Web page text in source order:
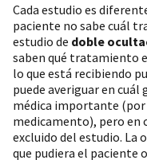
Cada estudio es
paciente no sabe cuál
estudio de doble
saben qué tratamiento
lo que está recibiendo
puede averiguar en
médica importante
medicamento), pero en
excluido del estudio. La
que pudiera el paciente